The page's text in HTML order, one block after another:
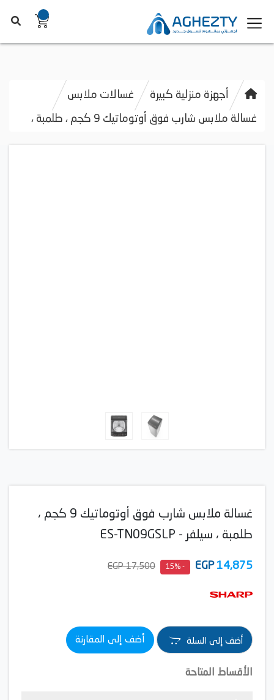
أجهزة منزلية كبيرة غسالات ملابس
غسالة ملابس شارب فوق أوتوماتيك 9 كجم ، طلمبة ،
غسالة ملابس شارب فوق أوتوماتيك 9 كجم ،
طلمبة ، سيلفر - ES-TN09GSLP
14,875
EGP
- 15%
17,500 EGP
أضف إلى السلة أضف إلى المقارنة
الأقساط المتاحة